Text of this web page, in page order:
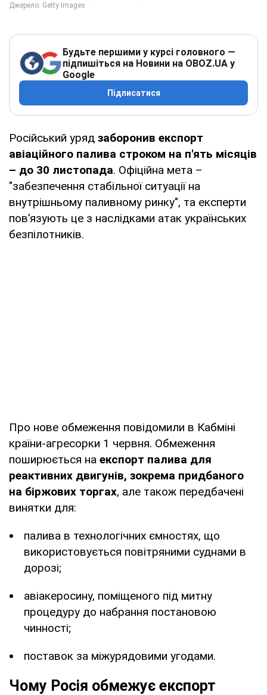
Будьте першими у курсі головного —
підпишіться на Новини на OBOZ.UA у
Google
Підписатися
Російський уряд заборонив експорт
авіаційного палива строком на п'ять місяців
– до 30 листопада. Офіційна мета –
"забезпечення стабільної ситуації на
внутрішньому паливному ринку", та експерти
повʼязують це з наслідками атак українських
безпілотників.
Про нове обмеження повідомили в Кабміні
країни-агресорки 1 червня. Обмеження
поширюється на експорт палива для
реактивних двигунів, зокрема придбаного
на біржових торгах, але також передбачені
винятки для:
палива в технологічних ємностях, що
використовується повітряними суднами в
дорозі;
авіакеросину, поміщеного під митну
процедуру до набрання постановою
чинності;
поставок за міжурядовими угодами.
Чому Росія обмежує експорт